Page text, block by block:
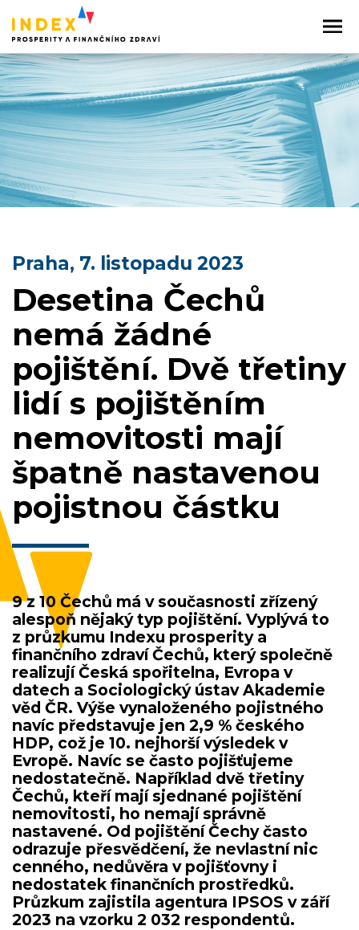
Praha, 7. listopadu 2023
Desetina Čechů
nemá žádné
pojištění. Dvě třetiny
lidí s pojištěním
nemovitosti mají
špatně nastavenou
pojistnou částku
9 z 10 Čechů má v současnosti zřízený
alespoň nějaký typ pojištění. Vyplývá to
z průzkumu Indexu prosperity a
finančního zdraví Čechů, který společně
realizují Česká spořitelna, Evropa v
datech a Sociologický ústav Akademie
věd ČR. Výše vynaloženého pojistného
navíc představuje jen 2,9 % českého
HDP, což je 10. nejhorší výsledek v
Evropě. Navíc se často pojišťujeme
nedostatečně. Například dvě třetiny
Čechů, kteří mají sjednané pojištění
nemovitosti, ho nemají správně
nastavené. Od pojištění Čechy často
odrazuje přesvědčení, že nevlastní nic
cenného, nedůvěra v pojišťovny i
nedostatek finančních prostředků.
Průzkum zajistila agentura IPSOS v září
2023 na vzorku 2 032 respondentů.